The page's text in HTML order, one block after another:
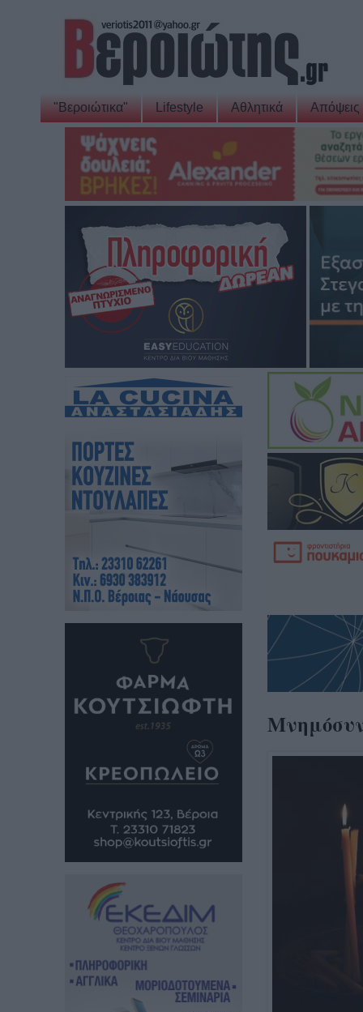
"Βεροιώτικα" Lifestyle Αθλητικά Απόψεις